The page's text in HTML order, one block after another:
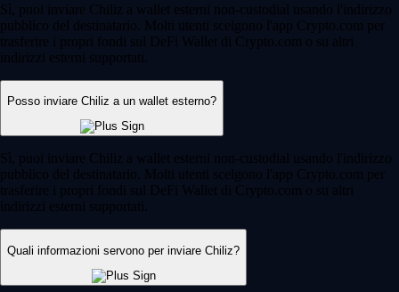
Sì, puoi inviare Chiliz a wallet esterni non-custodial usando l'indirizzo
pubblico del destinatario. Molti utenti scelgono l'app Crypto.com per
trasferire i propri fondi sul DeFi Wallet di Crypto.com o su altri
indirizzi esterni supportati.
Posso inviare Chiliz a un wallet esterno?
Sì, puoi inviare Chiliz a wallet esterni non-custodial usando l'indirizzo
pubblico del destinatario. Molti utenti scelgono l'app Crypto.com per
trasferire i propri fondi sul DeFi Wallet di Crypto.com o su altri
indirizzi esterni supportati.
Quali informazioni servono per inviare Chiliz?